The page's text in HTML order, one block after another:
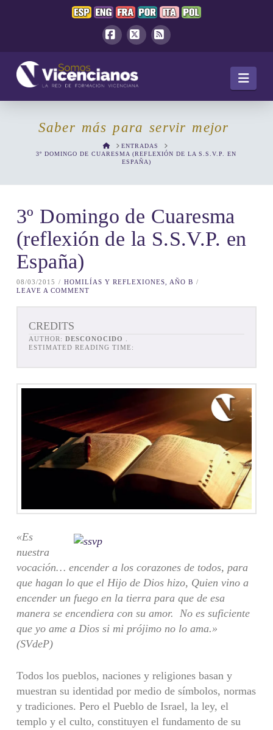
Saber más para servir mejor
HOMEENTRADAS
3º DOMINGO DE CUARESMA (REFLEXIÓN DE LA S.S.V.P. EN
ESPAÑA)
3º Domingo de Cuaresma
(reflexión de la S.S.V.P. en
España)
08/03/2015
HOMILÍAS Y REFLEXIONES, AÑO B
LEAVE A COMMENT
CREDITS
AUTHOR: DESCONOCIDO
ESTIMATED READING TIME:
«Es
nuestra
vocación… encender a los corazones de todos, para
que hagan lo que el Hijo de Dios hizo, Quien vino a
encender un fuego en la tierra para que de esa
manera se encendiera con su amor. No es suficiente
que yo ame a Dios si mi prójimo no lo ama.»
(SVdeP)
Todos los pueblos, naciones y religiones basan y
muestran su identidad por medio de símbolos, normas
y tradiciones. Pero el Pueblo de Israel, la ley, el
templo y el culto, constituyen el fundamento de su